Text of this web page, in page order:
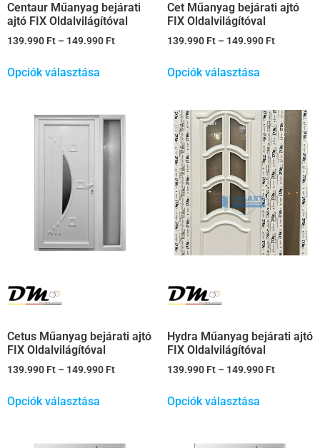
Centaur Műanyag bejárati
ajtó FIX Oldalvilágítóval
139.990 Ft – 149.990 Ft
Opciók választása
Cet Műanyag bejárati ajtó
FIX Oldalvilágítóval
139.990 Ft – 149.990 Ft
Opciók választása
Cetus Műanyag bejárati ajtó
FIX Oldalvilágítóval
139.990 Ft – 149.990 Ft
Opciók választása
Hydra Műanyag bejárati ajtó
FIX Oldalvilágítóval
139.990 Ft – 149.990 Ft
Opciók választása